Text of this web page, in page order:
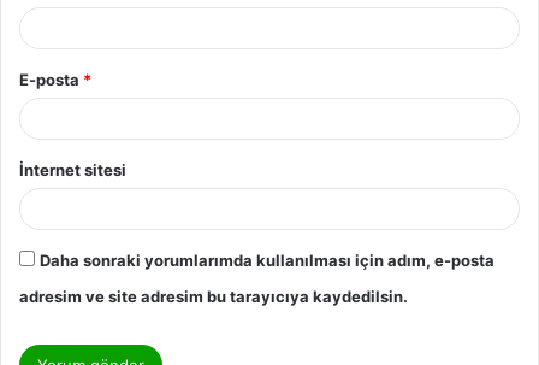
E-posta *
İnternet sitesi
Daha sonraki yorumlarımda kullanılması için adım, e-posta
adresim ve site adresim bu tarayıcıya kaydedilsin.